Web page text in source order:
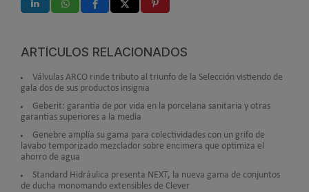
ARTÍCULOS RELACIONADOS
Válvulas ARCO rinde tributo al triunfo de la Selección vistiendo de
gala dos de sus productos insignia
Geberit: garantía de por vida en la porcelana sanitaria y otras
garantías superiores a la media
Genebre amplía su gama para colectividades con un grifo de
lavabo temporizado mezclador sobre encimera que optimiza el
ahorro de agua
Standard Hidráulica presenta NEXT, la nueva gama de conjuntos
de ducha monomando extensibles de Clever